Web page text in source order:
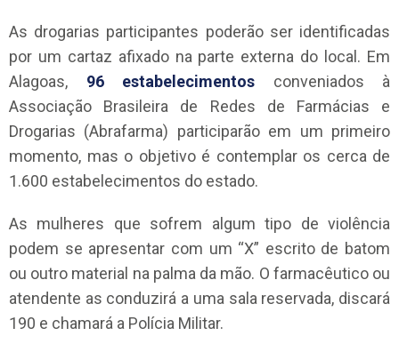
As drogarias participantes poderão ser identificadas
por um cartaz afixado na parte externa do local. Em
Alagoas, 96 estabelecimentos conveniados à
Associação Brasileira de Redes de Farmácias e
Drogarias (Abrafarma) participarão em um primeiro
momento, mas o objetivo é contemplar os cerca de
1.600 estabelecimentos do estado.
As mulheres que sofrem algum tipo de violência
podem se apresentar com um “X” escrito de batom
ou outro material na palma da mão. O farmacêutico ou
atendente as conduzirá a uma sala reservada, discará
190 e chamará a Polícia Militar.